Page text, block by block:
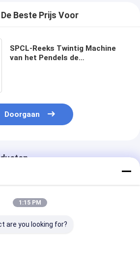
De Beste Prijs Voor
SPCL-Reeks Twintig Machine
van het Pendels de
Doorgaan
1:15 PM
are you looking for?